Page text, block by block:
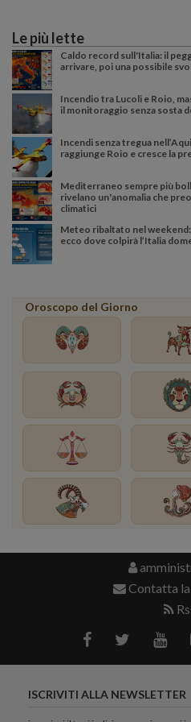
Le più lette
Caldo record sull'Italia: il
arrivare, poi una possibile
Incendio tra Lucoli e Roio,
il monitoraggio senza sosta
Incendi senza tregua
raggiunge Roio e cresce la
Mediterraneo sempre più
rivelano un'anomalia che
climatici
Meteo ribaltato nel
ecco dove colpirà l’Italia
Oroscopo del Giorno
Contatta la
ISCRIVITI ALLA NEWSLETTER